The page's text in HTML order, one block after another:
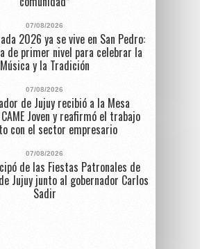
07/08/2026
2026 ya se vive en San Pedro:
de primer nivel para celebrar la
Música y la Tradición
07/08/2026
de Jujuy recibió a la Mesa
Joven y reafirmó el trabajo
con el sector empresario
07/08/2026
de las Fiestas Patronales de
Jujuy junto al gobernador Carlos
Sadir